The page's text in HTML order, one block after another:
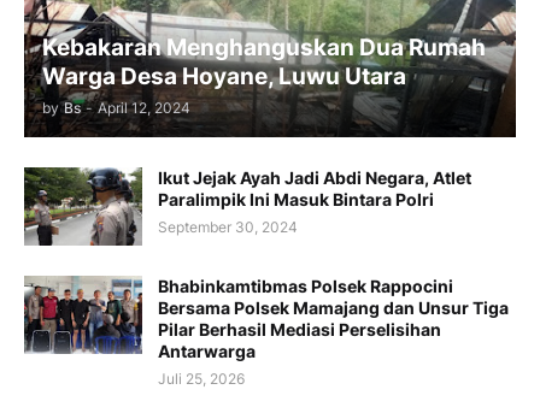
Kebakaran Menghanguskan Dua Rumah
Warga Desa Hoyane, Luwu Utara
by Bs - April 12, 2024
Ikut Jejak Ayah Jadi Abdi Negara, Atlet
Paralimpik Ini Masuk Bintara Polri
September 30, 2024
Bhabinkamtibmas Polsek Rappocini
Bersama Polsek Mamajang dan Unsur Tiga
Pilar Berhasil Mediasi Perselisihan
Antarwarga
Juli 25, 2026